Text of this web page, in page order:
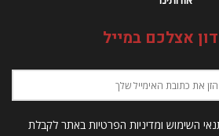
אצלכם במייל
השימוש ומדיניות הפרטיות באתר לקבלת